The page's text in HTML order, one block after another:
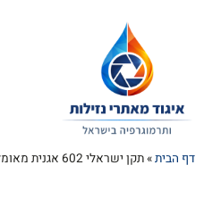
דף הבית»תקן ישראלי 602 אגנית מאומלת למקלחת